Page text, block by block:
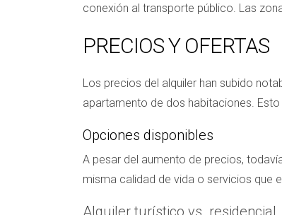
conexión al transporte público. Las
PRECIOS Y OFERTAS
Los precios del alquiler han subido
apartamento de dos habitaciones.
Opciones disponibles
A pesar del aumento de precios,
misma calidad de vida o servicios que
Alquiler turístico vs. residencial